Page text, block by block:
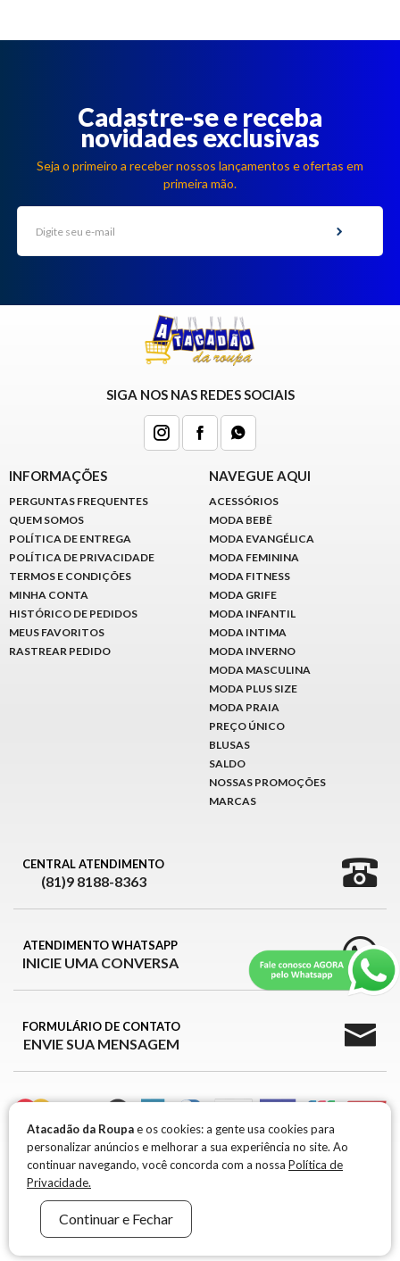
Cadastre-se e receba
novidades exclusivas
Seja o primeiro a receber nossos lançamentos e ofertas em
primeira mão.
SIGA NOS NAS REDES SOCIAIS
INFORMAÇÕES
PERGUNTAS FREQUENTES
QUEM SOMOS
POLÍTICA DE ENTREGA
POLÍTICA DE PRIVACIDADE
TERMOS E CONDIÇÕES
MINHA CONTA
HISTÓRICO DE PEDIDOS
MEUS FAVORITOS
RASTREAR PEDIDO
NAVEGUE AQUI
ACESSÓRIOS
MODA BEBÊ
MODA EVANGÉLICA
MODA FEMININA
MODA FITNESS
MODA GRIFE
MODA INFANTIL
MODA INTIMA
MODA INVERNO
MODA MASCULINA
MODA PLUS SIZE
MODA PRAIA
PREÇO ÚNICO
BLUSAS
SALDO
NOSSAS PROMOÇÕES
MARCAS
CENTRAL ATENDIMENTO
(81)9 8188-8363
ATENDIMENTO WHATSAPP
INICIE UMA CONVERSA
FORMULÁRIO DE CONTATO
ENVIE SUA MENSAGEM
ATACADÃO DA ROUPA © 2026
ATACADÃO DA ROUPA © 2026 -CNPJ 39.426.709/0001-99 / IE: 0917651-96
FRANCISCA RAMOS, 301 1° ANDAR, B. BELA VISTA - SANTA CRUZ DO CAPIBARIBE -
Atacadão da Roupae os cookies: a gente usa cookies para
personalizar anúncios e melhorar a sua experiência no site. Ao
continuar navegando, você concorda com a nossa Política de
Privacidade.
Continuar e Fechar